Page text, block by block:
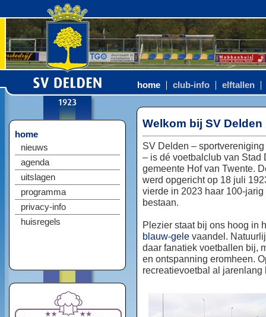
home club-info elftallen
home
nieuws
agenda
uitslagen
programma
privacy-info
huisregels
Welkom bij SV Delden
SV Delden –
– is dé voetbalclub van Stad
gemeente Hof van Twente.
werd opgericht op 18 juli
vierde in 2023 haar 100-jarig
bestaan.
Plezier staat bij ons hoog in
blauw-gele vaandel.
daar fanatiek voetballen bij,
en ontspanning eromheen.
recreatievoetbal al jarenlang